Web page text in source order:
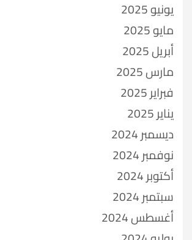
يونيو 2025
مايو 2025
أبريل 2025
مارس 2025
فبراير 2025
يناير 2025
ديسمبر 2024
نوفمبر 2024
أكتوبر 2024
سبتمبر 2024
أغسطس 2024